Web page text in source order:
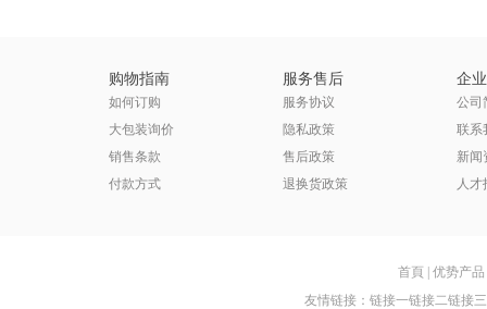
购物指南
如何订购
大包装询价
销售条款
付款方式
服务售后
服务协议
隐私政策
售后政策
退换货政策
企
公司
联系
新闻
人才
首頁 优势产品
友情链接： 链接一链接二链接三